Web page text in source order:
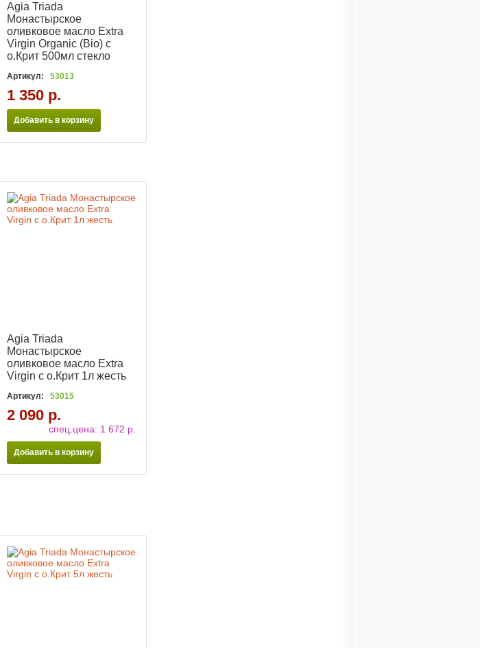
Agia Triada
Монастырское
оливковое масло Extra
Virgin Organic (Bio) с
о.Крит 500мл стекло
Артикул: 53013
1 350 р.
Добавить в корзину
Agia Triada
Монастырское
оливковое масло Extra
Virgin с о.Крит 1л жесть
Артикул: 53015
2 090 р.
спец.цена: 1 672 р.
Добавить в корзину